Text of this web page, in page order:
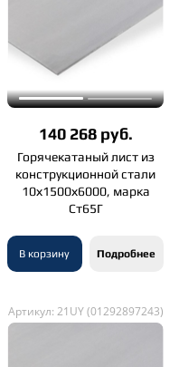
140 268 руб.
Горячекатаный лист из
конструкционной стали
10х1500х6000, марка
Ст65Г
В корзину Подробнее
Артикул: 21UY (01292897243)